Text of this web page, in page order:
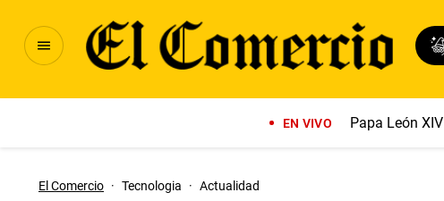
EN VIVO Papa León XIV
El Comercio · Tecnologia · Actualidad